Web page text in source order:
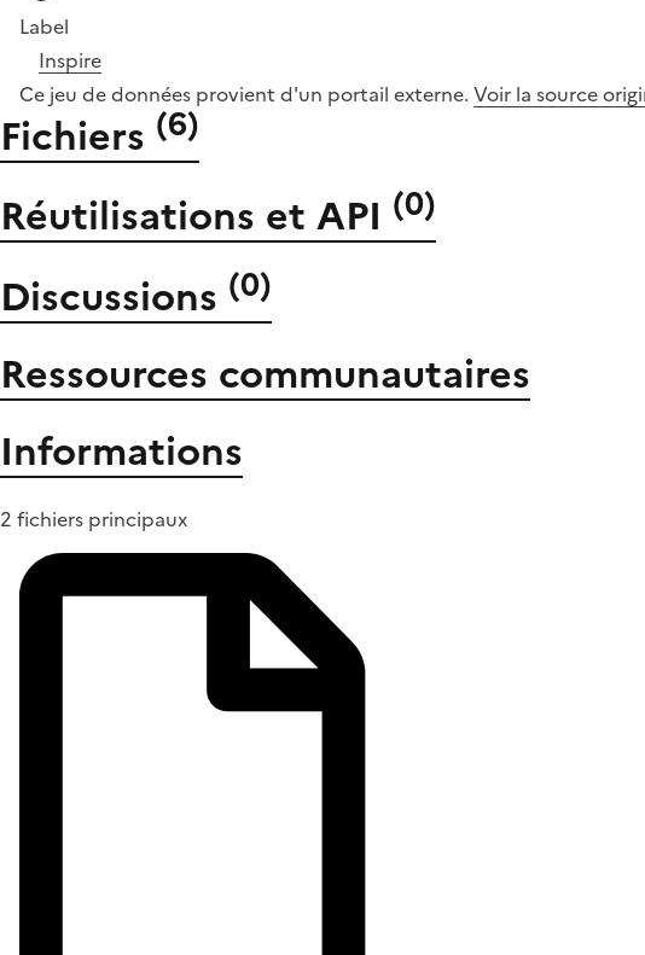
Label
Inspire
Ce jeu de données provient d'un portail externe. Voir la source
Fichiers (6)
Réutilisations et API (0)
Discussions (0)
Ressources communautaires
Informations
2 fichiers principaux